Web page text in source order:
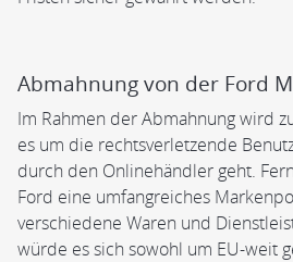
Abmahnung von der Ford
Im Rahmen der Abmahnung wird
es um die rechtsverletzende
durch den Onlinehändler geht.
Ford eine umfangreiches
verschiedene Waren und
würde es sich sowohl um EU-weit